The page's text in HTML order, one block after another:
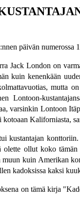
päivän numerossa
Jack London on
kuin kenenkään
mutta
Lontoon-
varsinkin Lontoon
Kaliforniasta,
kustantajan
ollut koko
kuin Amerikan
kadoksissa kaksi
on tämä kirja